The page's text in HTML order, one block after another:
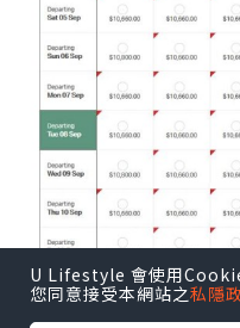
U Lifestyle 會使用
您同意接受本網站之私隱